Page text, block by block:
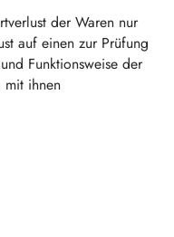
der Waren nur
auf einen zur Prüfung
Funktionsweise der
mit ihnen